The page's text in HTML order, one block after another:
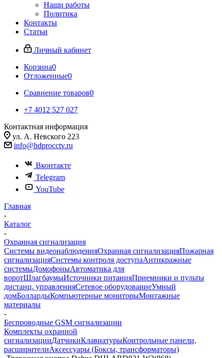
Наши работы
Политика
Контакты
Статьи
Личный кабинет
Корзина0
Отложенные0
Сравнение товаров0
+7 4012 527 027
Контактная информация
ул. А. Невского 223
info@hdprocctv.ru
Вконтакте
Telegram
YouTube
Главная
-
Каталог
-
Охранная сигнализация
Системы видеонаблюденияОхранная сигнализацияПожарная
сигнализацияСистемы контроля доступаАнтикражные
системыДомофоныАвтоматика для
воротШлагбаумыИсточники питанияПриемники и пульты
дистанц. управленияСетевое оборудованиеУмный
домБоллардыКомпьютерные мониторыМонтажные
материалы
-
Беспроводные GSM сигнализации
Комплекты охранной
сигнализацииДатчикиКлавиатурыКонтрольные панели,
расширителиАксессуары (Боксы, трансформаторы)